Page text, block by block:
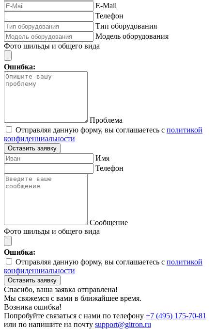
E-Mail
Телефон
Тип оборудования
Модель оборудования
Фото шильды и общего вида
Ошибка:
Проблема
Отправляя данную форму, вы соглашаетесь с политикой
конфиденциальности
Оставить заявку
Имя
Телефон
Сообщение
Фото шильды и общего вида
Ошибка:
Отправляя данную форму, вы соглашаетесь с политикой
конфиденциальности
Оставить заявку
Спасибо, ваша заявка отправлена!
Мы свяжемся с вами в ближайшее время.
Возника ошибка!
Попробуйте связаться с нами по телефону +7 (495) 175-70-81
или по напишите на почту support@gitron.ru